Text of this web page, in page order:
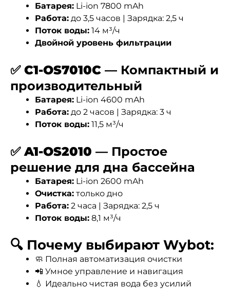
Батарея: Li-ion 7800 mAh
Работа: до 3,5 часов | Зарядка: 2,5 ч
Поток воды: 14 м³/ч
Двойной уровень фильтрации
✅ C1-OS7010C — Компактный и
производительный
Батарея: Li-ion 4600 mAh
Работа: до 2 часов | Зарядка: 3 ч
Поток воды: 11,5 м³/ч
✅A1-OS2010 — Простое
решение для дна бассейна
Батарея: Li-ion 2600 mAh
Очистка: только дно
Работа: 2 часа | Зарядка: 2,5 ч
Поток воды: 8,1 м³/ч
🔍 Почему выбирают Wybot:
🧼 Полная автоматизация очистки
📲 Умное управление и навигация
💧 Идеально чистая вода без усилий